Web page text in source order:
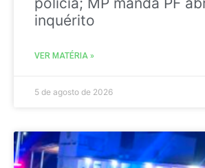
inquérito
VER MATÉRIA »
5 de agosto de 2026